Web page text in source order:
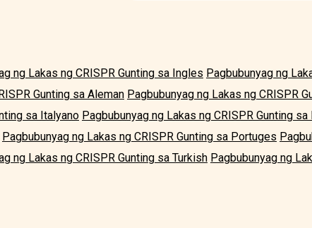
ng Lakas ng CRISPR Gunting sa Ingles Pagbubunyag ng
Gunting sa Aleman Pagbubunyag ng Lakas ng CRISPR
sa Italyano Pagbubunyag ng Lakas ng CRISPR Gunting sa
Pagbubunyag ng Lakas ng CRISPR Gunting sa Portuges
ng Lakas ng CRISPR Gunting sa Turkish Pagbubunyag ng